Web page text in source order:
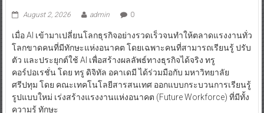
August 2, 2026 admin 0
เมื่อ AI เข้ามาเปลี่ยนโลกธุรกิจอย่างรวดเร็วจนทำให้ตลาดแรงงานทั่ว
โลกขาดคนที่มีทักษะแห่งอนาคต โดยเฉพาะคนที่สามารถเรียนรู้ ปรับ
ตัว และประยุกต์ใช้ AI เพื่อสร้างผลลัพธ์ทางธุรกิจได้จริง ทรู
คอร์ปอเรชั่น โดย ทรู ดิจิทัล อคาเดมี ได้ร่วมมือกับ มหาวิทยาลัย
ศรีปทุม โดย คณะเทคโนโลยีสารสนเทศ ออกแบบกระบวนการเรียนรู้
รูปแบบใหม่ เร่งสร้างแรงงานแห่งอนาคต (Future Workforce) ที่มีทั้ง
ความรู้ ทักษะ